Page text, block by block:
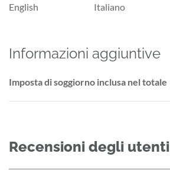
English Italiano
Informazioni aggiuntive
Imposta di soggiorno inclusa nel totale
Recensioni degli utenti